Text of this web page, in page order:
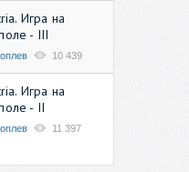
Игра на
- III
10 439
Игра на
- II
11 397